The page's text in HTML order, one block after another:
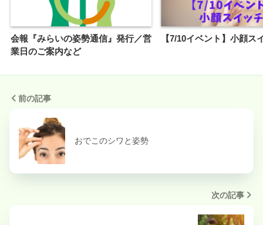
会報『みらいの姿勢通信』発行／営
業日のご案内など
【7/10イベント】小顔ス
前の記事
おでこのシワと姿勢
次の記事